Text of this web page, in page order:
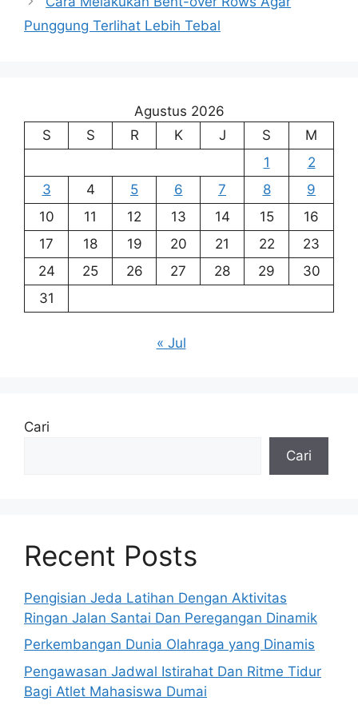
Punggung Terlihat Lebih Tebal
Agustus 2026
S
S R K J S
M
1
2
3
4 5 6 7 8
9
10
11 12 13 14 15
16
17
18 19 20 21 22
23
24
25 26 27 28 29
30
31
« Jul
Cari
Cari
Recent Posts
Pengisian Jeda Latihan Dengan Aktivitas
Ringan Jalan Santai Dan Peregangan Dinamik
Perkembangan Dunia Olahraga yang Dinamis
Pengawasan Jadwal Istirahat Dan Ritme Tidur
Bagi Atlet Mahasiswa Dumai